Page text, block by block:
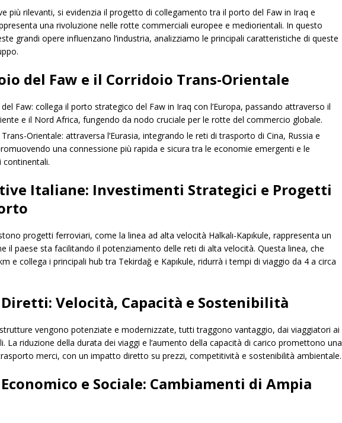
più rilevanti, si evidenzia il progetto di collegamento tra il porto del Faw in Iraq e
una rivoluzione nelle rotte commerciali europee e mediorientali. In questo
grandi opere influenzano l’industria, analizziamo le principali caratteristiche di queste
del Faw e il Corridoio Trans-Orientale
Faw: collega il porto strategico del Faw in Iraq con l’Europa, passando attraverso il
e il Nord Africa, fungendo da nodo cruciale per le rotte del commercio globale.
Orientale: attraversa l’Eurasia, integrando le reti di trasporto di Cina, Russia e
una connessione più rapida e sicura tra le economie emergenti e le
Italiane: Investimenti Strategici e Progetti
progetti ferroviari, come la linea ad alta velocità Halkalı-Kapıkule, rappresenta un
il paese sta facilitando il potenziamento delle reti di alta velocità. Questa linea, che
e collega i principali hub tra Tekirdağ e Kapıkule, ridurrà i tempi di viaggio da 4 a circa
Velocità, Capacità e Sostenibilità
vengono potenziate e modernizzate, tutti traggono vantaggio, dai viaggiatori ai
La riduzione della durata dei viaggi e l’aumento della capacità di carico promettono una
merci, con un impatto diretto su prezzi, competitività e sostenibilità ambientale.
e Sociale: Cambiamenti di Ampia